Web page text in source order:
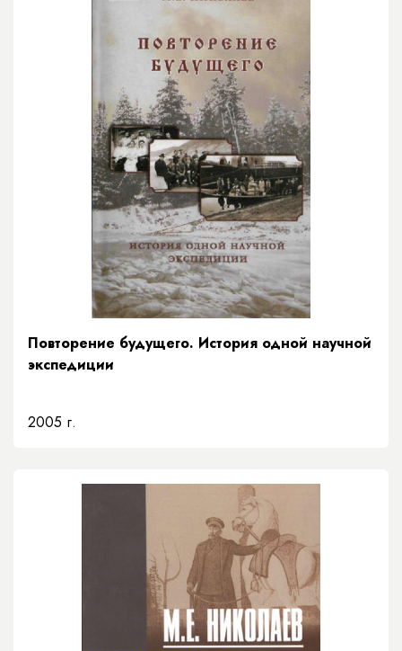
Повторение будущего. История одной научной
экспедиции
2005 г.